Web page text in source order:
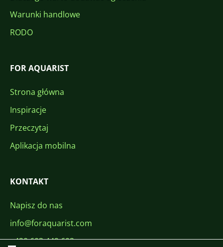
Warunki handlowe
RODO
FOR AQUARIST
Strona główna
Inspiracje
Przeczytaj
Aplikacja mobilna
KONTAKT
Napisz do nas
info@foraquarist.com
+420 603 449 602